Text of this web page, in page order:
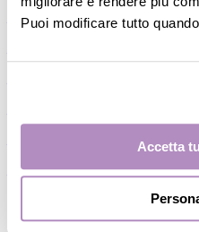
Puoi modificare tutto
Accetta
―Succhietti
Conservalatte Materno
―Massaggiagengive